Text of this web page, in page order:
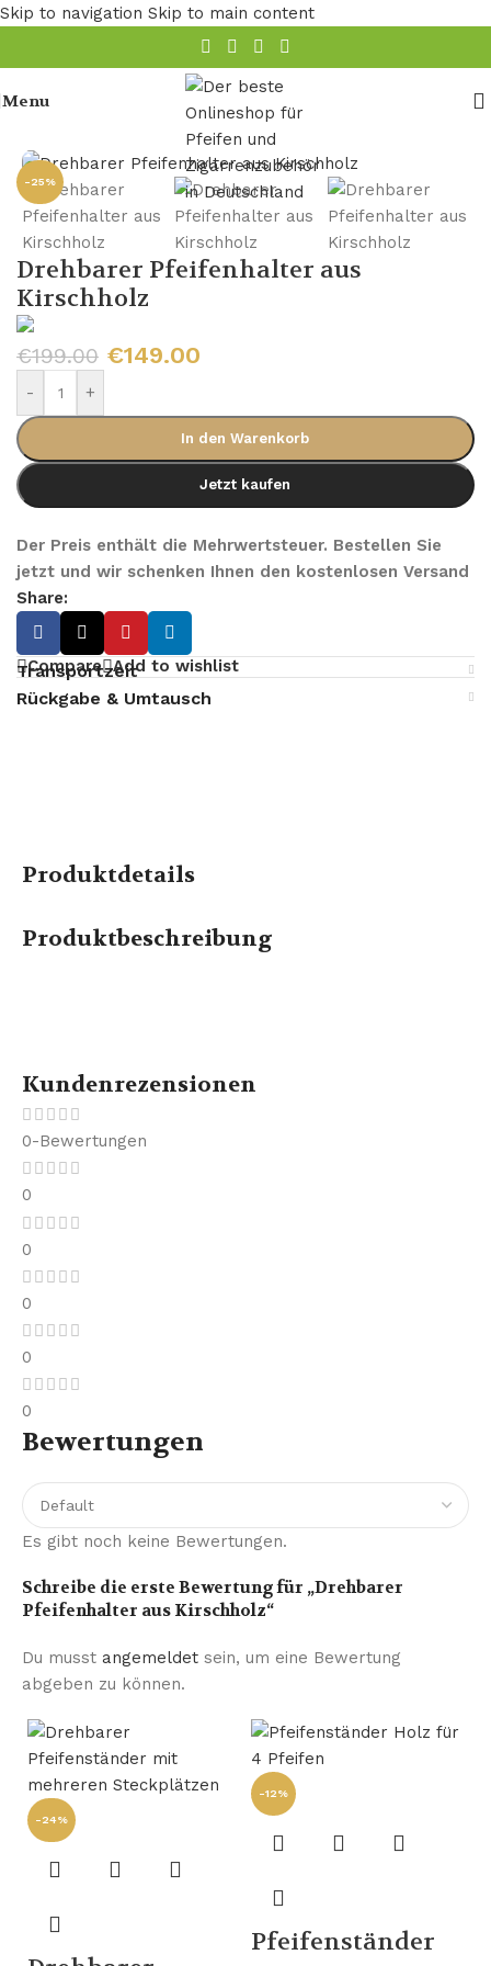
Skip to navigation Skip to main content
Menu
Pfeifen Zubehör/Pfeifenständer
-25%
Drehbarer Pfeifenhalter aus
Kirschholz
€199.00 €149.00
- +
In den Warenkorb
Jetzt kaufen
Der Preis enthält die Mehrwertsteuer. Bestellen Sie
jetzt und wir schenken Ihnen den kostenlosen Versand
Share:
Compare Add to wishlist
Transportzeit
Rückgabe & Umtausch
Produktdetails
Produktbeschreibung
Kundenrezensionen
0-Bewertungen
0
0
0
0
0
Bewertungen
Es gibt noch keine Bewertungen.
Schreibe die erste Bewertung für „Drehbarer
Pfeifenhalter aus Kirschholz“
Du musst angemeldet sein, um eine Bewertung
abgeben zu können.
-24%
-12%
Pfeifenständer